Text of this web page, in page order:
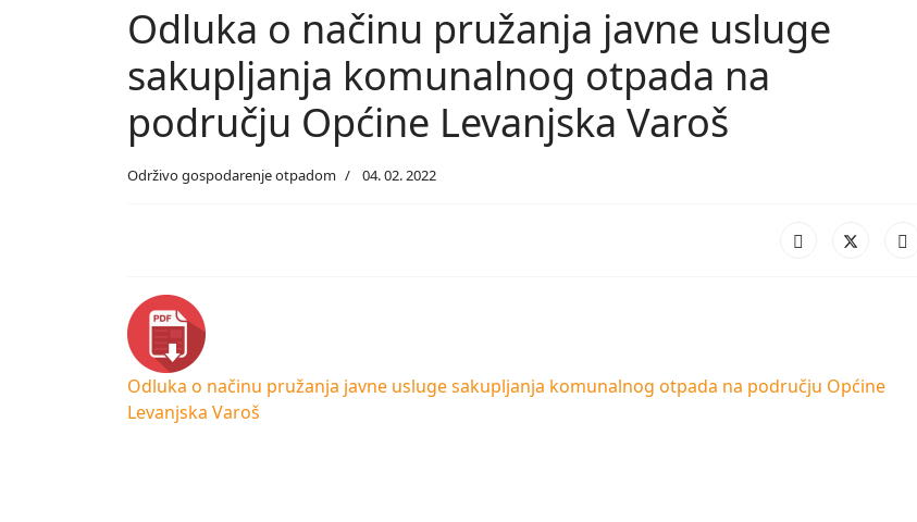
Odluka o načinu pružanja javne usluge
sakupljanja komunalnog otpada na
području Općine Levanjska Varoš
Održivo gospodarenje otpadom 04. 02. 2022
Odluka o načinu pružanja javne usluge sakupljanja komunalnog otpada na području Općine
Levanjska Varoš